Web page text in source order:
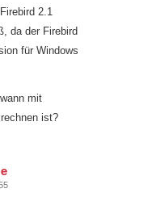
2.1
da der Firebird
für Windows
mit
ist?